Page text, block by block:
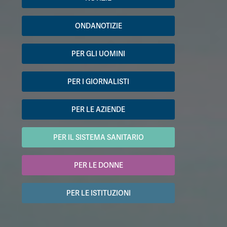
ONDANOTIZIE
PER GLI UOMINI
PER I GIORNALISTI
PER LE AZIENDE
PER IL SISTEMA SANITARIO
PER LE DONNE
PER LE ISTITUZIONI